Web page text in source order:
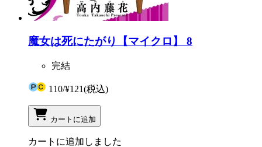
魔女は死にたがり【マイクロ】 8
完結
110/¥121(税込)
カートに追加
カートに追加しました